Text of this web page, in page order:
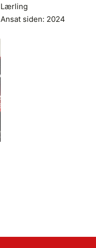
Lærling
Ansat siden: 2024